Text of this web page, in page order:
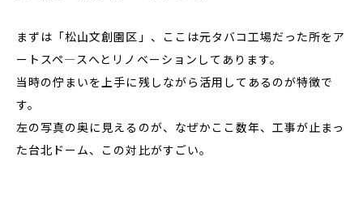
まずは「松山文創園区」、ここは元タバコ工場だった所をア
ートスペ―スへとリノベーションしてあります。
当時の佇まいを上手に残しながら活用してあるのが特徴で
す。
左の写真の奥に見えるのが、なぜかここ数年、工事が止まっ
た台北ドーム、この対比がすごい。